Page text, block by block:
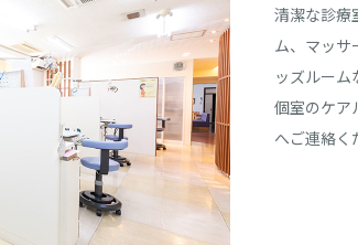
清潔な診療
ム、マッサ
ッズルーム
個室のケア
へご連絡く